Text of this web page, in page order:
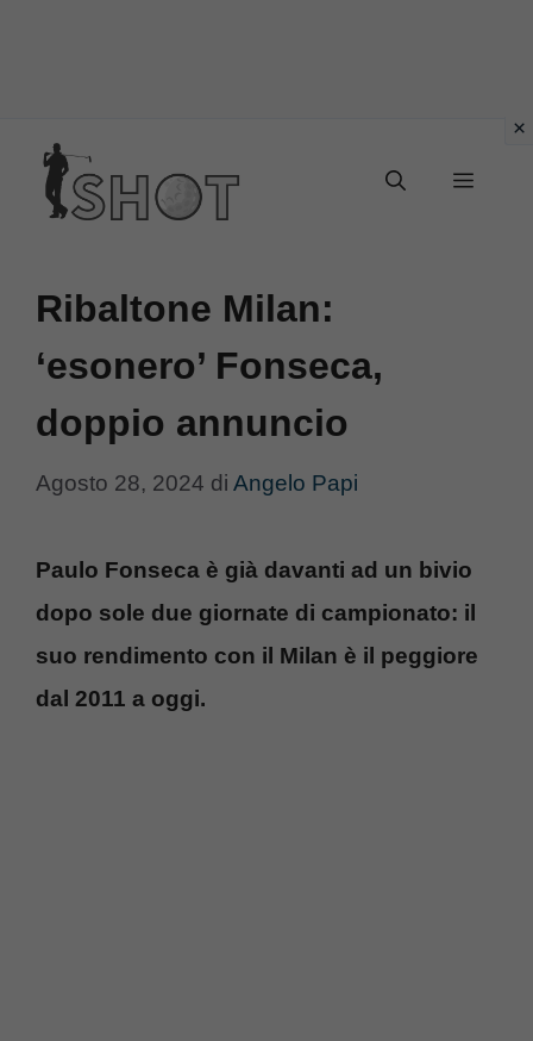
contenuto
Menu
Ribaltone Milan:
‘esonero’ Fonseca,
doppio annuncio
Agosto 28, 2024 di Angelo Papi
Paulo Fonseca è già davanti ad un bivio
dopo sole due giornate di campionato: il
suo rendimento con il Milan è il peggiore
dal 2011 a oggi.